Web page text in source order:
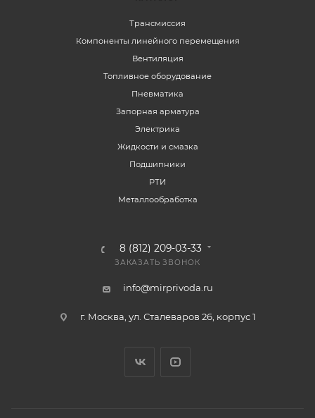
Трансмиссия
Компоненты линейного перемещения
Вентиляция
Топливное оборудование
Пневматика
Запорная арматура
Электрика
Жидкости и смазка
Подшипники
РТИ
Металлообработка
8 (812) 209-03-33
ЗАКАЗАТЬ ЗВОНОК
info@mirprivoda.ru
г. Москва, ул. Сталеваров 26, корпус 1